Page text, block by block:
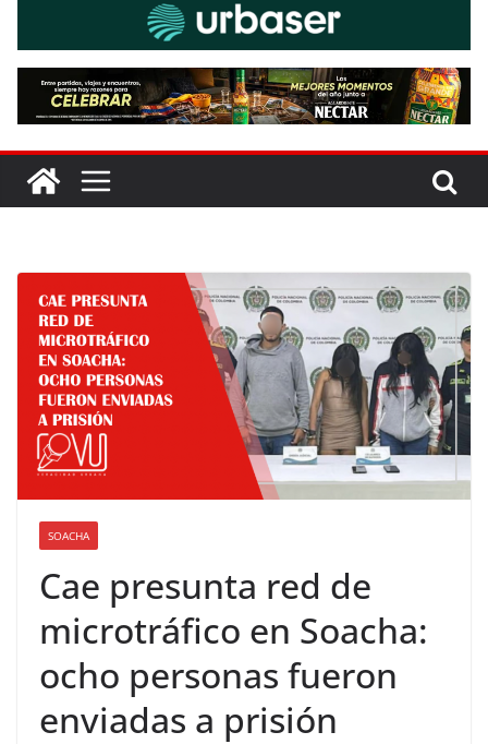
SOACHA
Cae presunta red de
microtráfico en Soacha:
ocho personas fueron
enviadas a prisión